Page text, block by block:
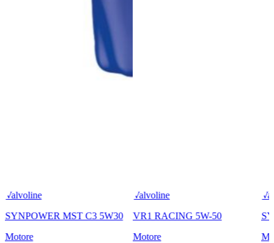
Valvoline
SYNPOWER MST C3 5W30
Motore
Valvoline
VR1 RACING 5W-50
Motore